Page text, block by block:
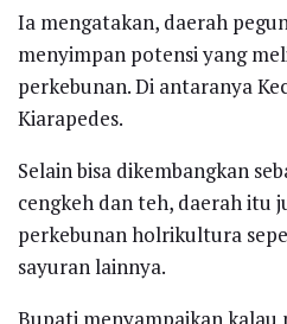
Ia mengatakan, daerah
menyimpan potensi yang
perkebunan. Di antaranya
Kiarapedes.
Selain bisa dikembangkan
cengkeh dan teh, daerah itu
perkebunan holrikultura
sayuran lainnya.
Bupati menyampaikan kalau